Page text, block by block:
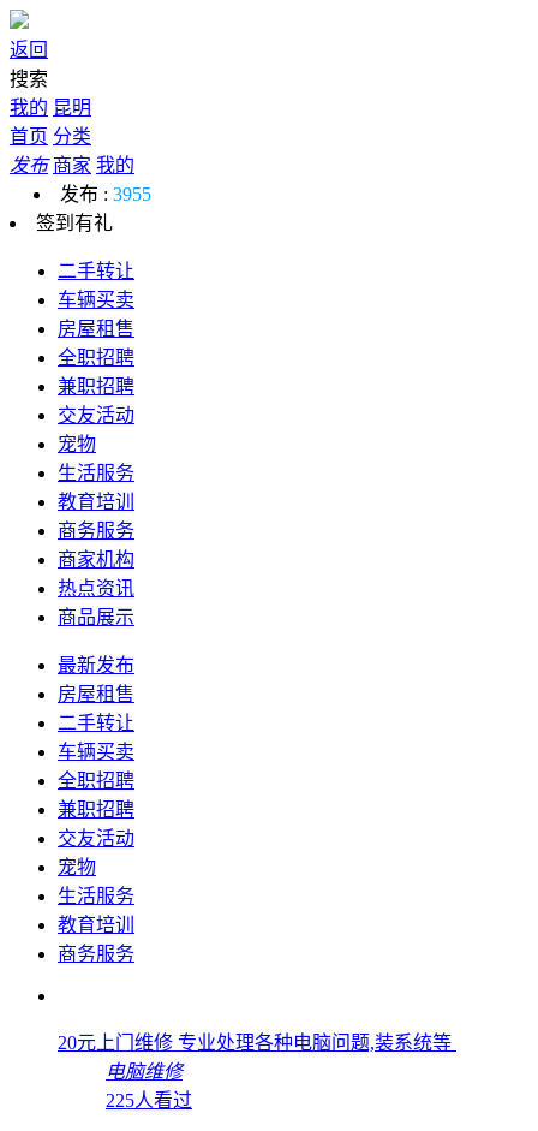
返回
搜索
我的 昆明
首页 分类
发布 商家 我的
发布 : 3955
签到有礼
二手转让
车辆买卖
房屋租售
全职招聘
兼职招聘
交友活动
宠物
生活服务
教育培训
商务服务
商家机构
热点资讯
商品展示
最新发布
房屋租售
二手转让
车辆买卖
全职招聘
兼职招聘
交友活动
宠物
生活服务
教育培训
商务服务
20元上门维修 专业处理各种电脑问题,装系统等
电脑维修
225人看过